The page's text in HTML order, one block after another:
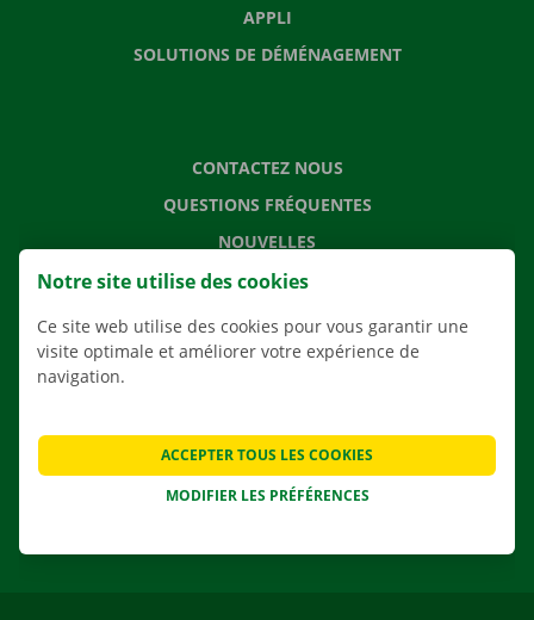
APPLI
SOLUTIONS DE DÉMÉNAGEMENT
CONTACTEZ NOUS
QUESTIONS FRÉQUENTES
NOUVELLES
CARTE CADEAU
EMPLOI
À PROPOS DE DOCKX RENTAL
NL FR EN
Notre site utilise des cookies
Ce site web utilise des cookies pour vous garantir une
visite optimale et améliorer votre expérience de
navigation.
MODIFIER LES PRÉFÉRENCES
ACCEPTER TOUS LES COOKIES